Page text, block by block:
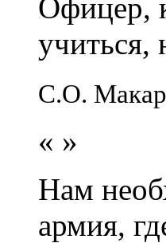
Офицер,
учиться,
С.О.
« »
Нам
армия,